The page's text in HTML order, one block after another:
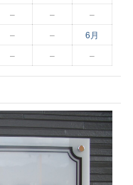
– – –
– –
6月
– – –